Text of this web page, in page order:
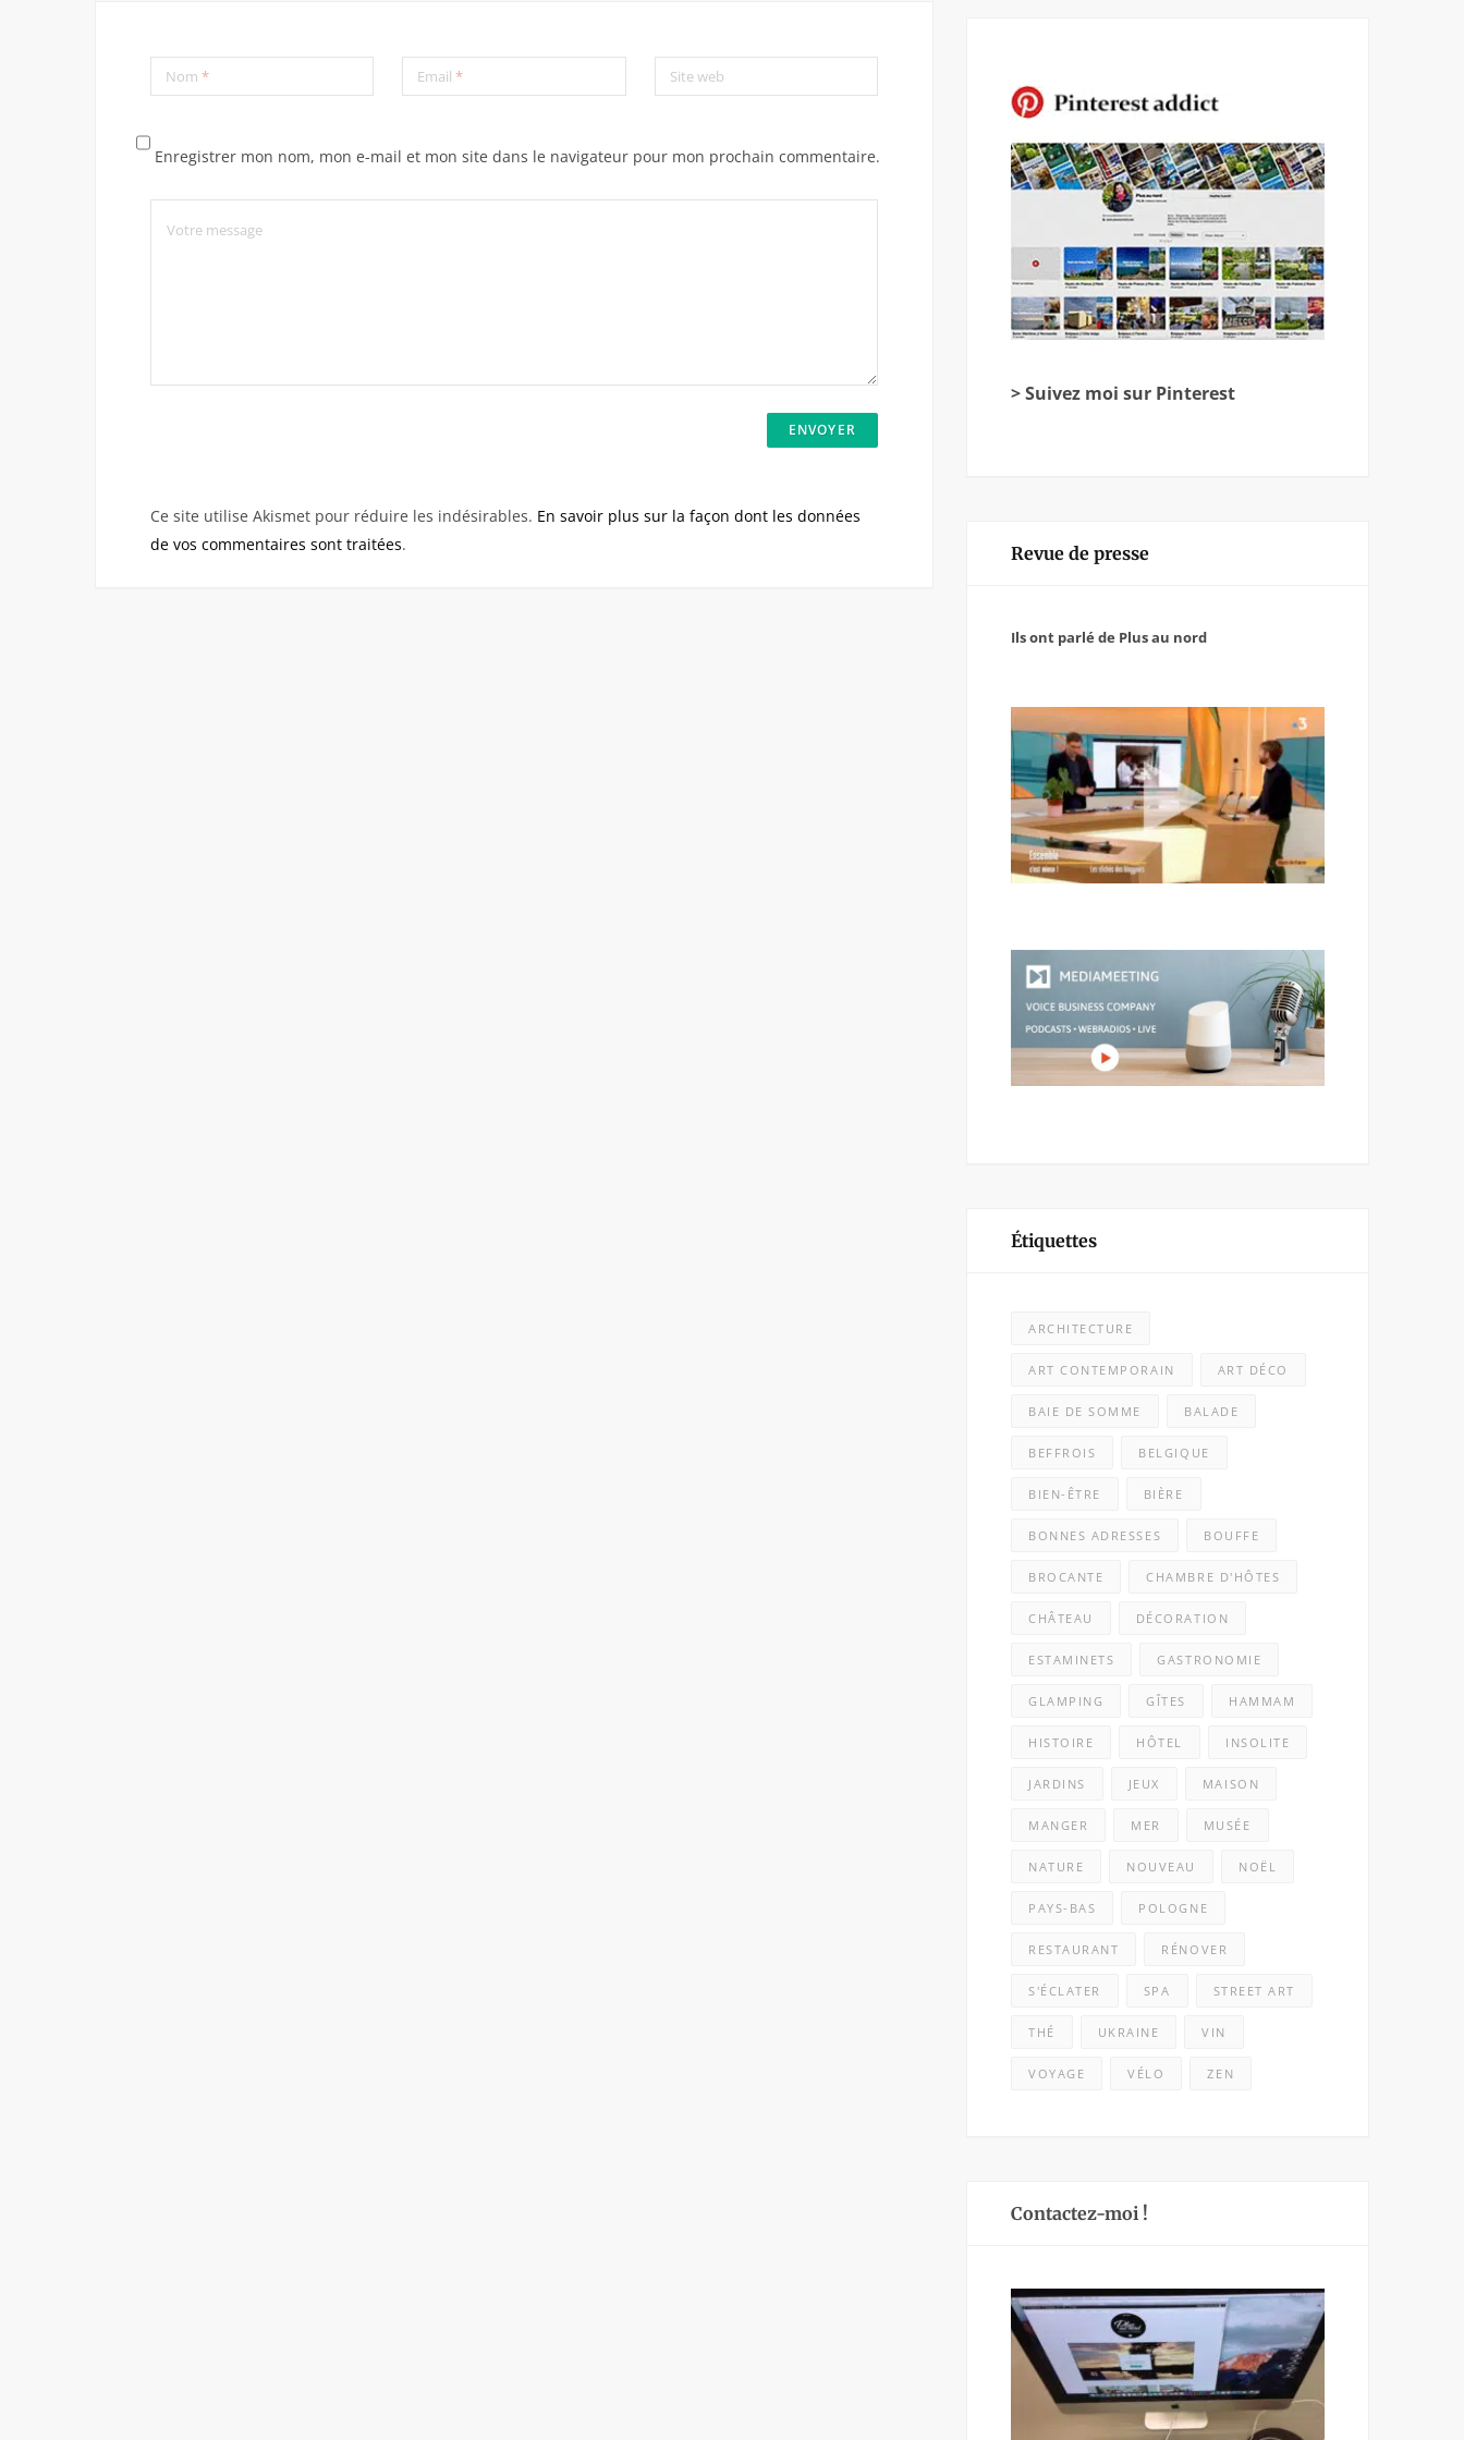
Nom * Email* Site web
Enregistrer mon nom, mon e-mail et mon site dans le navigateur pour mon prochain commentaire.
Ce site utilise Akismet pour réduire les indésirables. En savoir plus sur la façon dont les données
de vos commentaires sont traitées.
> Suivez moi sur Pinterest
Revue de presse
Ils ont parlé de Plus au nord
Étiquettes
ARCHITECTURE
ART CONTEMPORAIN ART DÉCO
BAIE DE SOMME BALADE
BEFFROIS BELGIQUE
BIEN-ÊTRE BIÈRE
BONNES ADRESSES BOUFFE
BROCANTE CHAMBRE D'HÔTES
CHÂTEAU DÉCORATION
ESTAMINETS GASTRONOMIE
GLAMPING GÎTES HAMMAM
HISTOIRE HÔTEL INSOLITE
JARDINS JEUX MAISON
MANGER MER MUSÉE
NATURE NOUVEAU NOËL
PAYS-BAS POLOGNE
RESTAURANT RÉNOVER
S'ÉCLATER SPA STREET ART
THÉ UKRAINE VIN
VOYAGE VÉLO ZEN
Contactez-moi !